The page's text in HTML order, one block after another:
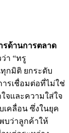
ด้านการตลาด
า “ทรู
กมิติ ยกระดับ
รเชื่อมต่อที่ไม่ใช่
จและความใส่ใจ
เคลื่อน ซึ่งในยุค
บว่าลูกค้าให้